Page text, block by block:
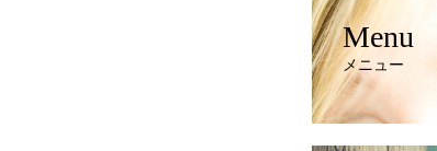
Menu
メニュー